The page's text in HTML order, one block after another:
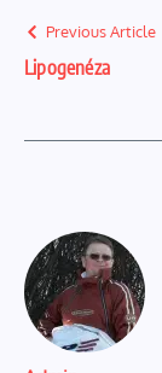
Previous Article
Lipogenéza